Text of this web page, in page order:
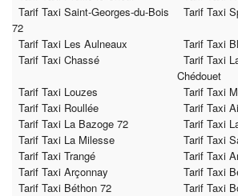
Tarif Taxi Saint-Georges-du-Bois
72
Tarif Taxi
Tarif Taxi Les Aulneaux
Tarif Taxi
Tarif Taxi Chassé
Tarif Taxi
Chédouet
Tarif Taxi Louzes
Tarif Taxi
Tarif Taxi Roullée
Tarif Taxi
Tarif Taxi La Bazoge 72
Tarif Taxi
Tarif Taxi La Milesse
Tarif Taxi
Tarif Taxi Trangé
Tarif Taxi
Tarif Taxi Arçonnay
Tarif Taxi
Tarif Taxi Béthon 72
Tarif Taxi